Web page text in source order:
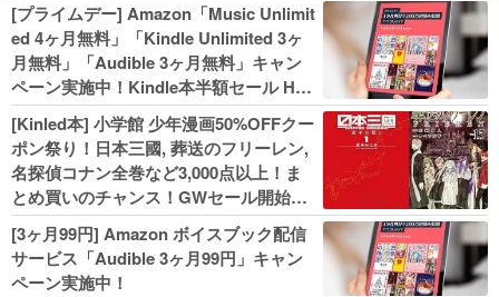
[プライムデー] Amazon「Music Unlimit
ed 4ヶ月無料」「Kindle Unlimited 3ヶ
月無料」「Audible 3ヶ月無料」キャン
ペーン実施中！Kindle本半額セール HU
NTER×HUNTERなど集英社、無職転生,
幼女戦記などKADOKAWA、キャプテン
翼100円セールも！
[Kinled本] 小学館 少年漫画50%OFFクー
ポン祭り！日本三國, 葬送のフリーレン,
名探偵コナン全巻など3,000点以上！ま
とめ買いのチャンス！GWセール開始！
人気コミック多数 カドカワ祭やIT関連本
がセールに！
[3ヶ月99円] Amazon ボイスブック配信
サービス「Audible 3ヶ月99円」キャン
ペーン実施中！